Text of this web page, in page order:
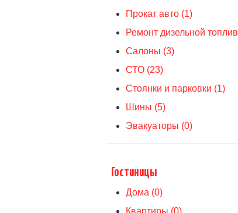
Прокат авто (1)
Ремонт дизельной
Салоны (3)
СТО (23)
Стоянки и парковки (1)
Шины (5)
Эвакуаторы (0)
Гостиницы
Дома (0)